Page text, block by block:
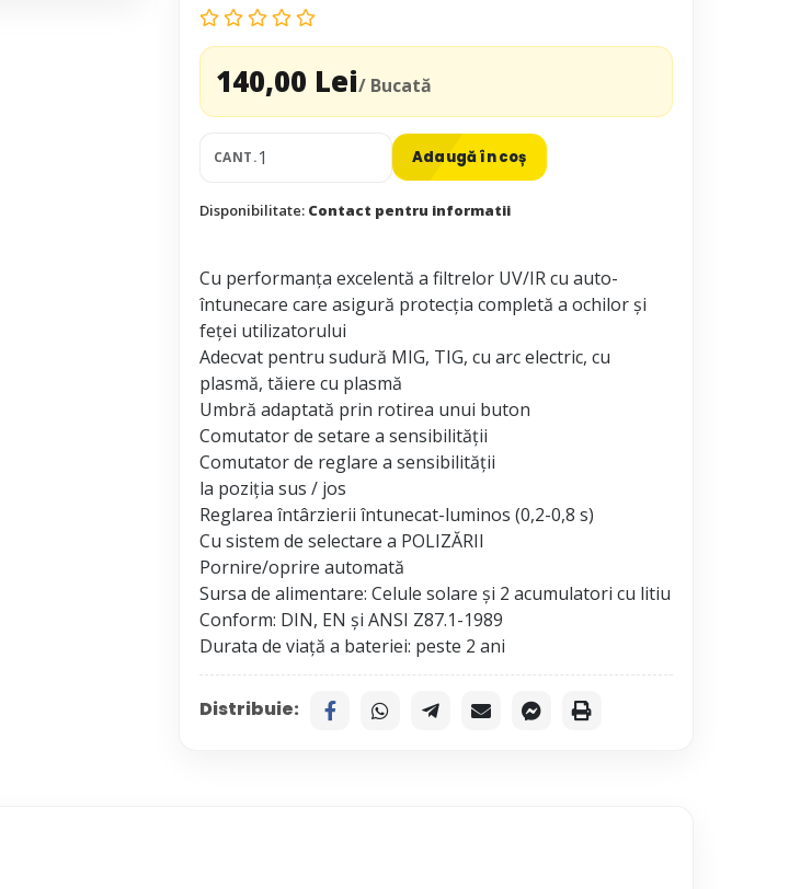
140,00 Lei/ Bucată
CANT. Adaugă în coș
Disponibilitate: Contact pentru informatii
Cu performanţa excelentă a filtrelor UV/IR cu auto-
întunecare care asigură protecţia completă a ochilor și
feţei utilizatorului
Adecvat pentru sudură MIG, TIG, cu arc electric, cu
plasmă, tăiere cu plasmă
Umbră adaptată prin rotirea unui buton
Comutator de setare a sensibilităţii
Comutator de reglare a sensibilităţii
la poziţia sus / jos
Reglarea întârzierii întunecat-luminos (0,2-0,8 s)
Cu sistem de selectare a POLIZĂRII
Pornire/oprire automată
Sursa de alimentare: Celule solare și 2 acumulatori cu litiu
Conform: DIN, EN și ANSI Z87.1-1989
Distribuie: